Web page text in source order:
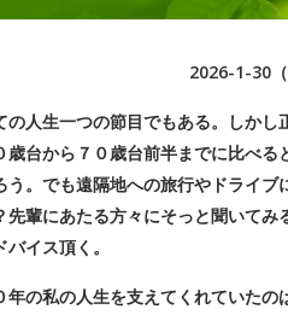
2026-1-30（
人生一つの節目でもある。しかし
台から７０歳台前半までに比べる
。でも遠隔地への旅行やドライブ
輩にあたる方々にそっと聞いてみ
イス頂く。
の私の人生を支えてくれていたの